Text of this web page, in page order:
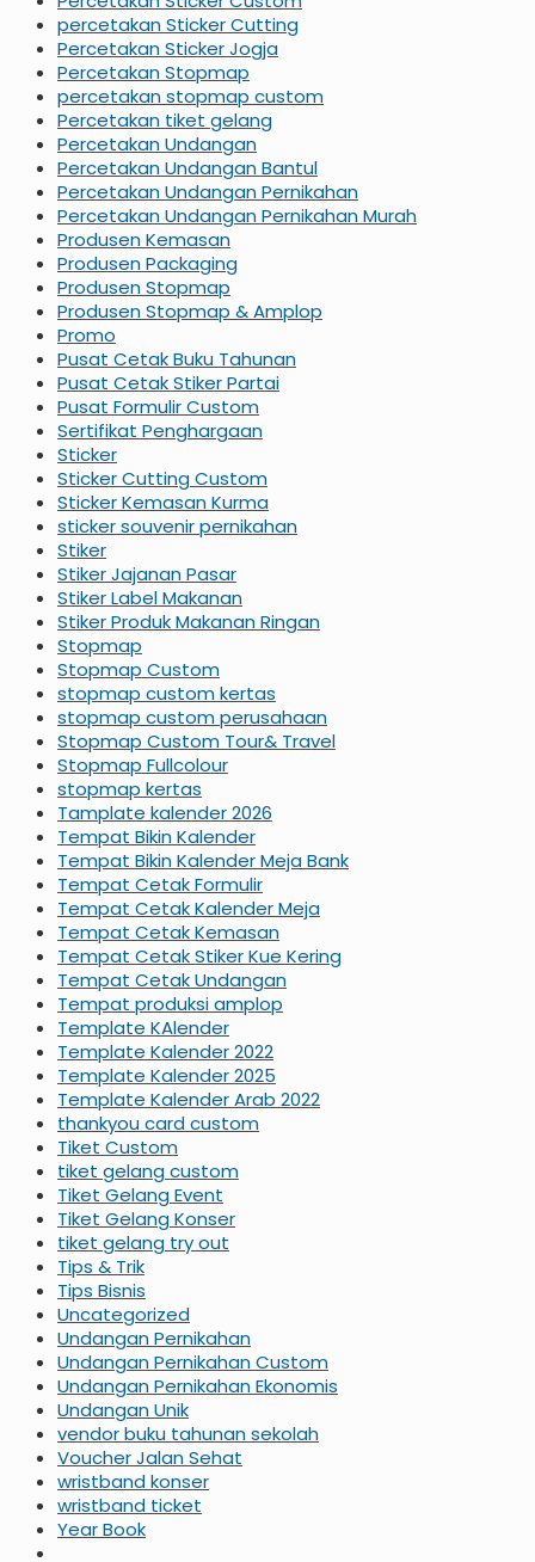
percetakan Sticker Cutting
Percetakan Sticker Jogja
Percetakan Stopmap
percetakan stopmap custom
Percetakan tiket gelang
Percetakan Undangan
Percetakan Undangan Bantul
Percetakan Undangan Pernikahan
Percetakan Undangan Pernikahan Murah
Produsen Kemasan
Produsen Packaging
Produsen Stopmap
Produsen Stopmap & Amplop
Promo
Pusat Cetak Buku Tahunan
Pusat Cetak Stiker Partai
Pusat Formulir Custom
Sertifikat Penghargaan
Sticker
Sticker Cutting Custom
Sticker Kemasan Kurma
sticker souvenir pernikahan
Stiker
Stiker Jajanan Pasar
Stiker Label Makanan
Stiker Produk Makanan Ringan
Stopmap
Stopmap Custom
stopmap custom kertas
stopmap custom perusahaan
Stopmap Custom Tour& Travel
Stopmap Fullcolour
stopmap kertas
Tamplate kalender 2026
Tempat Bikin Kalender
Tempat Bikin Kalender Meja Bank
Tempat Cetak Formulir
Tempat Cetak Kalender Meja
Tempat Cetak Kemasan
Tempat Cetak Stiker Kue Kering
Tempat Cetak Undangan
Tempat produksi amplop
Template KAlender
Template Kalender 2022
Template Kalender 2025
Template Kalender Arab 2022
thankyou card custom
Tiket Custom
tiket gelang custom
Tiket Gelang Event
Tiket Gelang Konser
tiket gelang try out
Tips & Trik
Tips Bisnis
Uncategorized
Undangan Pernikahan
Undangan Pernikahan Custom
Undangan Pernikahan Ekonomis
Undangan Unik
vendor buku tahunan sekolah
Voucher Jalan Sehat
wristband konser
wristband ticket
Year Book